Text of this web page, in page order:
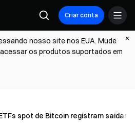
Criar conta
nosso site nos EUA. Mude
os produtos suportados em
spot de Bitcoin registram saídas